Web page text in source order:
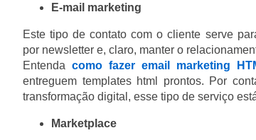
E-mail marketing
Este tipo de contato com o cliente serve
por newsletter e, claro, manter o
Entendacomo fazer email marketing
entreguem templates html prontos. Por
transformação digital, esse tipo de serviço
Marketplace